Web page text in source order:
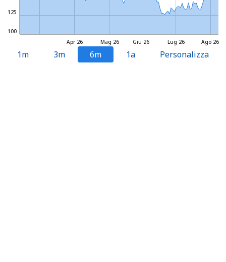
Mag 26 Lug 26
Apr 26 Giu 26 Ago 26
100
125
1m 3m 6m 1a Personalizza